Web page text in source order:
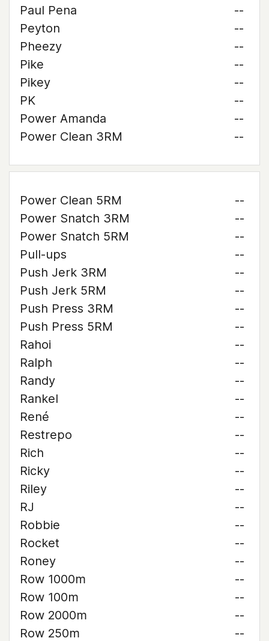
Paul Pena
--
Peyton
--
Pheezy
--
Pike
--
Pikey
--
PK
--
Power Amanda
--
Power Clean 3RM
--
Power Clean 5RM
--
Power Snatch 3RM
--
Power Snatch 5RM
--
Pull-ups
--
Push Jerk 3RM
--
Push Jerk 5RM
--
Push Press 3RM
--
Push Press 5RM
--
Rahoi
--
Ralph
--
Randy
--
Rankel
--
René
--
Restrepo
--
Rich
--
Ricky
--
Riley
--
RJ
--
Robbie
--
Rocket
--
Roney
--
Row 1000m
--
Row 100m
--
Row 2000m
--
Row 250m
--